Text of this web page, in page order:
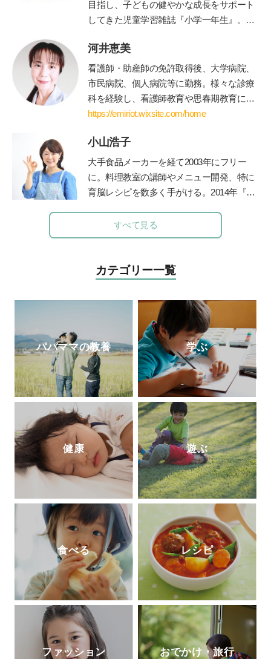
目指し、子どもの健やかな成長をサポート
してきた児童学習雑誌『小学一年生』。コ
む」。毎号、各界の第一線で活躍する有識
者・クリエイターに関わっていただき、子
ども達各々が自身の無限の可能性に気づ
き、各々の才能を伸ばすきっかけとなる誌
面作りを心掛けています。時代に即した上
す。
河井恵美
看護師・助産師の免許取得後、大学病院、
市民病院、個人病院等に勤務。様々な診療
科を経験し、看護師教育や思春期教育にも
関わる。青年海外協力隊として海外に赴任
学・修了。親御さん方へのアドバイスを充
実させたいと思い、保育士・公認心理師の
資格を取得して役立てている。現在は、世
界に住む妊婦さんや産後の方向けに、オン
を運営。
https://emiriot.wixsite.com/home
小山浩子
大手食品メーカーを経て2003年にフリー
に。料理教室の講師やメニュー開発、特に
育脳レシピを数多く手がける。2014年『目
（主婦の友社）で、グルマン世界料理大賞
を受賞。著書に『子どもの脳は「朝ごは
つ！ 育脳離乳食』（小学館）など多数。
最新著書は『やる気と集中力を養う3～6歳
ごはん』（池田書店）。公式ホームページ
すべて見る
カテゴリー一覧
パパママの教養 学ぶ
健康 遊ぶ
食べる レシピ
ファッション
おでかけ・旅行